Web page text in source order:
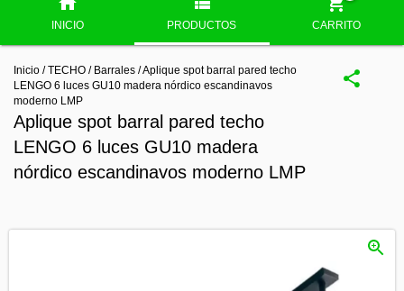
INICIO PRODUCTOS CARRITO
Inicio / TECHO / Barrales /Aplique spot barral pared techo
LENGO 6 luces GU10 madera nórdico escandinavos
moderno LMP
Aplique spot barral pared techo
LENGO 6 luces GU10 madera
nórdico escandinavos moderno LMP